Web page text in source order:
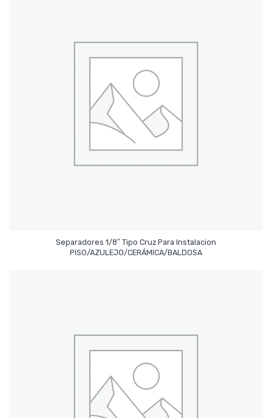
Separadores 1/8″ Tipo Cruz Para Instalacion
PISO/AZULEJO/CERÁMICA/BALDOSA
Leer Más